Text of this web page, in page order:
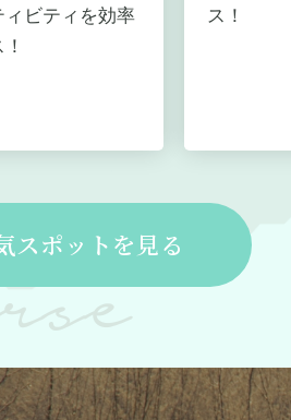
ビティを効率
ス！
スポットを見る